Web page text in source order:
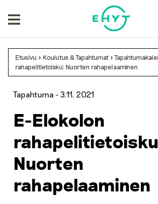
Etusivu > Koulutus & Tapahtumat >
rahapelitietoisku: Nuorten rahapelaaminen
Tapahtuma - 3.11. 2021
E-Elokolon
Nuorten
rahapelaaminen